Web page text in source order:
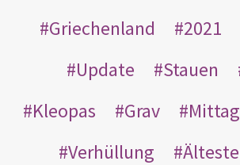
Griechenland
2021
Update
Stauen
Kleopas
Grav Mittag
Verhüllung